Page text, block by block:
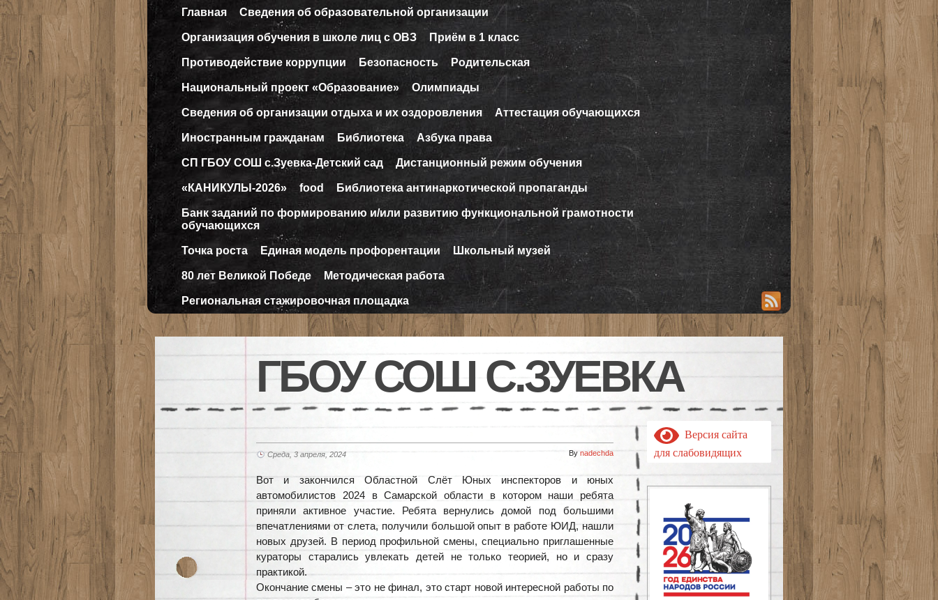
Главная Сведения об образовательной организации
Организация обучения в школе лиц с ОВЗ Приём в 1 класс
Противодействие коррупции Безопасность Родительская
Национальный проект «Образование» Олимпиады
Сведения об организации отдыха и их оздоровления Аттестация обучающихся
Иностранным гражданам Библиотека Азбука права
СП ГБОУ СОШ с.Зуевка-Детский сад Дистанционный режим обучения
«КАНИКУЛЫ-2026» food Библиотека антинаркотической пропаганды
Банк заданий по формированию и/или развитию функциональной грамотности
обучающихся
Точка роста Единая модель профорентации Школьный музей
80 лет Великой Победе Методическая работа
Региональная стажировочная площадка
ГБОУ СОШ С.ЗУЕВКА
By nadechda
Среда, 3 апреля, 2024
Вот и закончился Областной Слёт Юных инспекторов и юных
автомобилистов 2024 в Самарской области в котором наши ребята
приняли активное участие. Ребята вернулись домой под большими
впечатлениями от слета, получили большой опыт в работе ЮИД, нашли
новых друзей. В период профильной смены, специально приглашенные
кураторы старались увлекать детей не только теорией, но и сразу
практикой.
Окончание смены – это не финал, это старт новой интересной работы по
Версия сайта
для слабовидящих